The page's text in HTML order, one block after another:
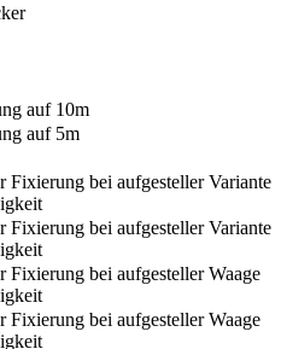
auf 10m
auf 5m
Fixierung bei aufgesteller Variante
Fixierung bei aufgesteller Variante
Fixierung bei aufgesteller Waage
Fixierung bei aufgesteller Waage